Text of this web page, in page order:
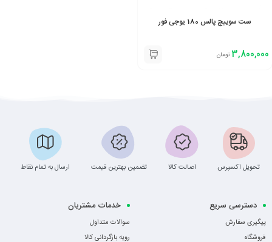
ست سوییچ پالس 180 یوجی فور
3,800,000 تومان
تحویل اکسپرس اصالت کالا تضمین بهترین قیمت ارسال به تمام نقاط
دسترسی سریع
پیگیری سفارش
فروشگاه
خدمات مشتریان
سوالات متداول
رویه بازگردانی کالا